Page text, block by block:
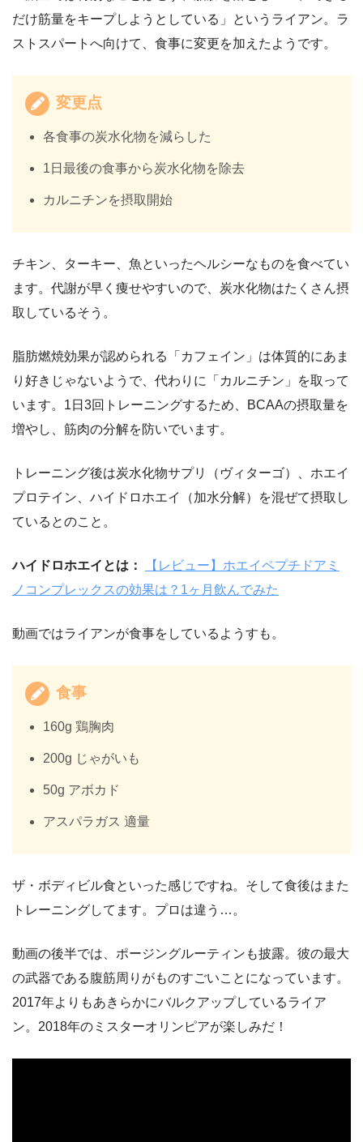
だけ筋量をキープしようとしている」というライアン。ラ
ストスパートへ向けて、食事に変更を加えたようです。
変更点
各食事の炭水化物を減らした
1日最後の食事から炭水化物を除去
カルニチンを摂取開始
チキン、ターキー、魚といったヘルシーなものを食べてい
ます。代謝が早く痩せやすいので、炭水化物はたくさん摂
取しているそう。
脂肪燃焼効果が認められる「カフェイン」は体質的にあま
り好きじゃないようで、代わりに「カルニチン」を取って
います。1日3回トレーニングするため、BCAAの摂取量を
増やし、筋肉の分解を防いでいます。
トレーニング後は炭水化物サプリ（ヴィターゴ）、ホエイ
プロテイン、ハイドロホエイ（加水分解）を混ぜて摂取し
ているとのこと。
ハイドロホエイとは：
【レビュー】ホエイペプチドアミ
ノコンプレックスの効果は？1ヶ月飲んでみた
動画ではライアンが食事をしているようすも。
食事
160g 鶏胸肉
200g じゃがいも
50g アボカド
アスパラガス 適量
ザ・ボディビル食といった感じですね。そして食後はまた
トレーニングしてます。プロは違う…。
動画の後半では、ポージングルーティンも披露。彼の最大
の武器である腹筋周りがものすごいことになっています。
2017年よりもあきらかにバルクアップしているライア
ン。2018年のミスターオリンピアが楽しみだ！